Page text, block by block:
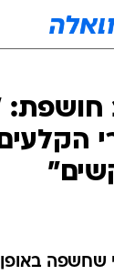
חושפת:
שחשפה